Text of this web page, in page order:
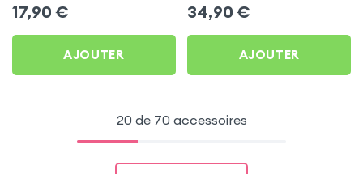
17,90 €
AJOUTER
34,90 €
AJOUTER
20 de 70 accessoires